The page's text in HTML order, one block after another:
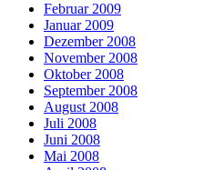
Februar 2009
Januar 2009
Dezember 2008
November 2008
Oktober 2008
September 2008
August 2008
Juli 2008
Juni 2008
Mai 2008